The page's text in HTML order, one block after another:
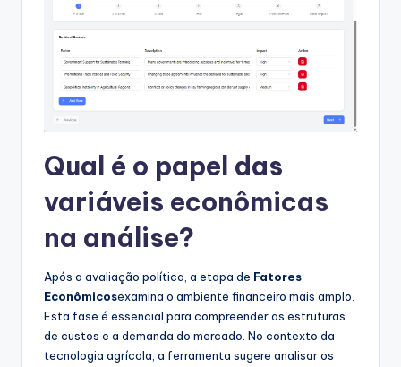
Qual é o papel das
variáveis econômicas
na análise?
Após a avaliação política, a etapa de Fatores
Econômicosexamina o ambiente financeiro mais amplo.
Esta fase é essencial para compreender as estruturas
de custos e a demanda do mercado. No contexto da
tecnologia agrícola, a ferramenta sugere analisar os